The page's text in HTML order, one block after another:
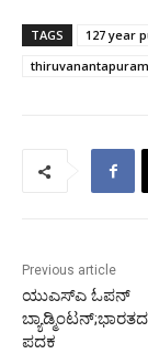
TAGS 127 year
thiruvanantapuram
Previous article
ಯುಎಸ್‍ಎ ಓಪನ್
ಪದಕ